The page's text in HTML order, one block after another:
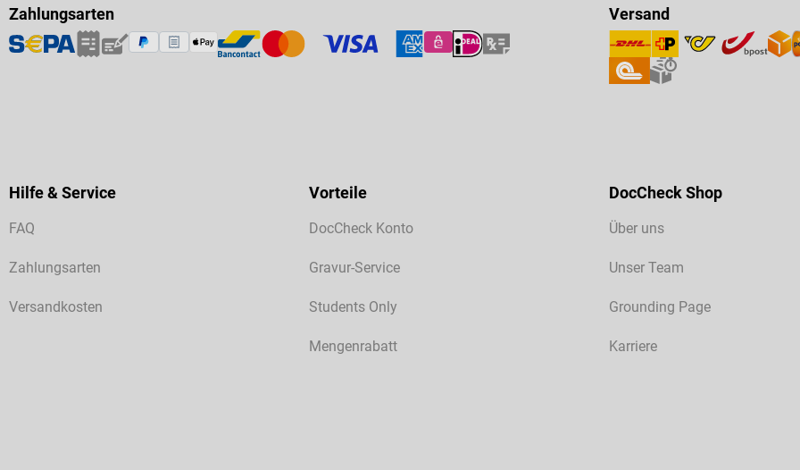
Zahlungsarten Versand
Hilfe & Service
FAQ
Zahlungsarten
Versandkosten
Vorteile
DocCheck Konto
Gravur-Service
Students Only
Mengenrabatt
DocCheck Shop
Über uns
Unser Team
Grounding Page
Karriere